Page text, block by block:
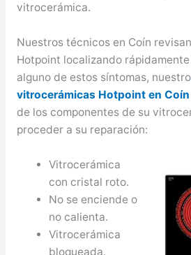
vitrocerámica.
Nuestros técnicos en Coín
Hotpoint localizando
alguno de estos síntomas, nuestro
vitrocerámicas Hotpoint en Coín
de los componentes de su
proceder a su reparación:
Vitrocerámica
con cristal roto.
No se enciende o
no calienta.
Vitrocerámica
bloqueada.